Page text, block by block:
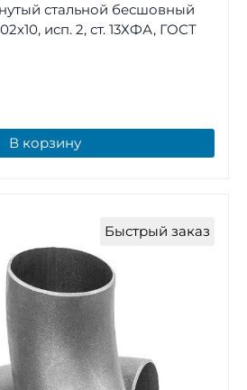
стальной бесшовный
исп. 2, ст. 13ХФА, ГОСТ
В корзину
Быстрый заказ